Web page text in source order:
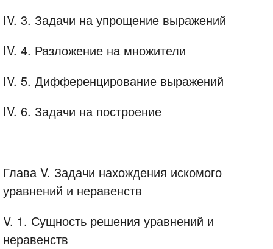
IV. 3. Задачи на упрощение выражений
IV. 4. Разложение на множители
IV. 5. Дифференцирование выражений
IV. 6. Задачи на построение
Глава V. Задачи нахождения искомого
уравнений и неравенств
V. 1. Сущность решения уравнений и
неравенств